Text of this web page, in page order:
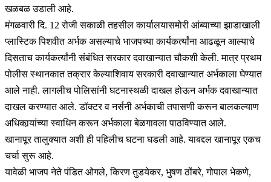
खळबळ उडाली आहे.
मंगळवारी दि. 12 रोजी सकाळी तहसील कार्यालयासमोरी आंब्याच्या झाडाखाली
प्लास्टिक पिशवीत अर्भक असल्याचे भाजपच्या कार्यकर्त्यांना आढळून आल्याचे
दिसताच कार्यकर्त्यांनी संबंधित सरकार दवाखान्यात चौकशी केली. मात्र प्रथम
पोलीस स्थानकात तक्रार केल्याशिवाय सरकारी दवाखान्यात अर्भकाला घेण्यात
आले नाही. लागलीच पोलिसांनी घटनास्थळी दाखल होऊन अर्भक दवाखान्यात
दाखल करण्यात आले. डॉक्टर व नर्सनी अर्भकाची तपासणी करून बालकल्याण
अधिकार्‍यांच्या स्वाधिन करून अर्भकाला बेळगावला पाठविण्यात आले.
खानापूर तालुक्यात अशी ही पहिलीच घटना घडली आहे. याबद्दल खानापूर एकच
चर्चा सुरू आहे.
यावेळी भाजप नेते पंडित ओगले, किरण तुडयेकर, भुषण ठोंबरे, गोपाल भेकणे,